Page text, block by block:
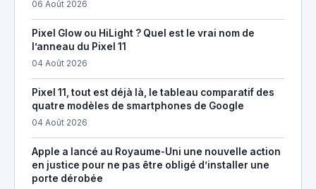
06 Août 2026
Pixel Glow ou HiLight ? Quel est le vrai nom de
l’anneau du Pixel 11
04 Août 2026
Pixel 11, tout est déjà là, le tableau comparatif des
quatre modèles de smartphones de Google
04 Août 2026
Apple a lancé au Royaume-Uni une nouvelle action
en justice pour ne pas être obligé d’installer une
porte dérobée